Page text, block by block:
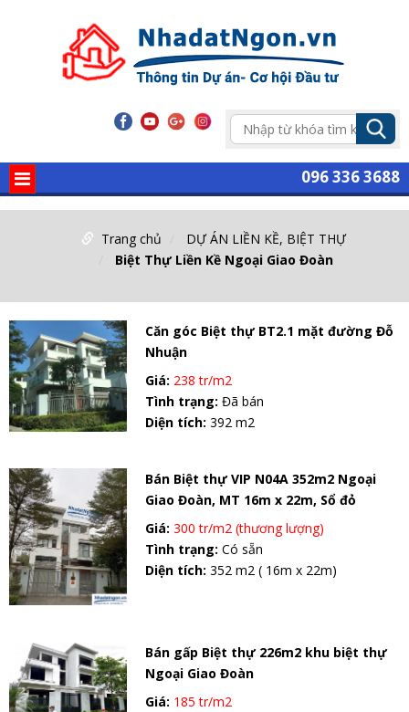
096 336 3688
Trang chủ
DỰ ÁN LIỀN KỀ, BIỆT THỰ
Biệt Thự Liền Kề Ngoại Giao Đoàn
Căn góc Biệt thự BT2.1 mặt đường Đỗ
Nhuận
Giá: 238 tr/m2
Tình trạng:Đã bán
Diện tích:392 m2
Bán Biệt thự VIP N04A 352m2 Ngoại
Giao Đoàn, MT 16m x 22m, Sổ đỏ
Giá:300 tr/m2 (thương lượng)
Tình trạng:Có sẵn
Diện tích:352 m2 ( 16m x 22m)
Bán gấp Biệt thự 226m2 khu biệt thự
Ngoại Giao Đoàn
Giá: 185 tr/m2